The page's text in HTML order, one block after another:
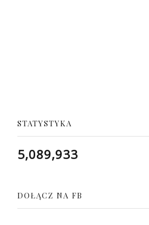
STATYSTYKA
5,089,933
DOŁĄCZ NA FB